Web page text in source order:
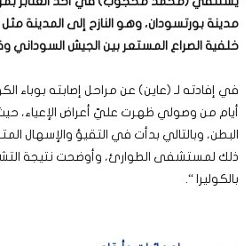
مدينة بورتسودان، وهو النازح إلى المدينة
خلفية الصراع المستعر بين الجيش السوداني
في إفادته لـ (عاين) عن مراحل إصابته بوباء
أيام من وصولي ظهرت عليّ أعراض الإعياء،
البطن، وبالتالي بدأت في التقيؤ والإسهال
ذلك لمستشفى الطوارئ، وأوضحت نتيجة
بالكوليرا “.